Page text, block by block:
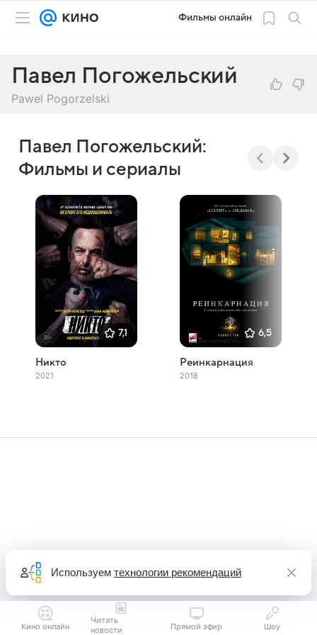
Фильмы онлайн
Павел Погожельский
Pawel Pogorzelski
Павел Погожельский:
Фильмы и сериалы
7,1
Никто
2021
6,5
Реинкарнация
2018
Кино онлайн
Читать
новости
Прямой эфир Шоу
Используем технологии рекомендаций